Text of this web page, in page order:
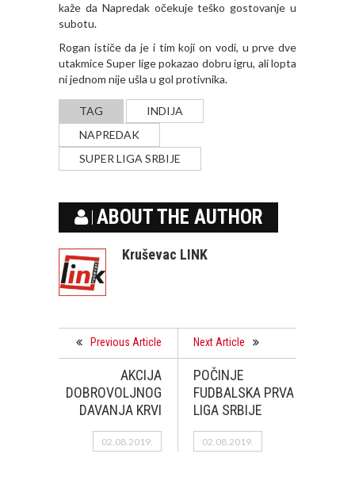
kaže da Napredak očekuje teško gostovanje u
subotu.
Rogan ističe da je i tim koji on vodi, u prve dve
utakmice Super lige pokazao dobru igru, ali lopta
ni jednom nije ušla u gol protivnika.
TAG
INDIJA
NAPREDAK
SUPER LIGA SRBIJE
ABOUT THE AUTHOR
Kruševac LINK
Previous Article
AKCIJA
DOBROVOLJNOG
DAVANJA KRVI
02.08.2019.
Next Article
POČINJE
FUDBALSKA PRVA
LIGA SRBIJE
02.08.2019.